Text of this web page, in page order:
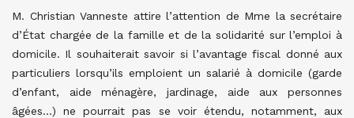
M. Christian Vanneste attire l’attention de Mme la secrétaire
d’État chargée de la famille et de la solidarité sur l’emploi à
domicile. Il souhaiterait savoir si l’avantage fiscal donné aux
particuliers lorsqu’ils emploient un salarié à domicile (garde
d’enfant, aide ménagère, jardinage, aide aux personnes
âgées…) ne pourrait pas se voir étendu, notamment, aux